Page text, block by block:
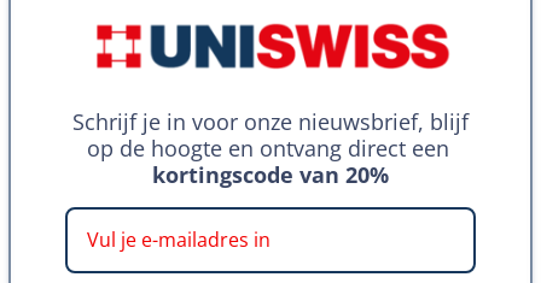
huidige medicijnen en of er aanpassingen aan je routine
nodig zijn om de veiligheid en effectiviteit van de
Het is duidelijk dat het nemen van
voorzorgsmaatregelen essentieel is bij het overwegen
van slaapsupplementen. Door op de hoogte te zijn van
mogelijke bijwerkingen en interacties, en door advies in
Schrijf je in voor onze nieuwsbrief, blijf
op de hoogte en ontvang direct een
kortingscode van 20%